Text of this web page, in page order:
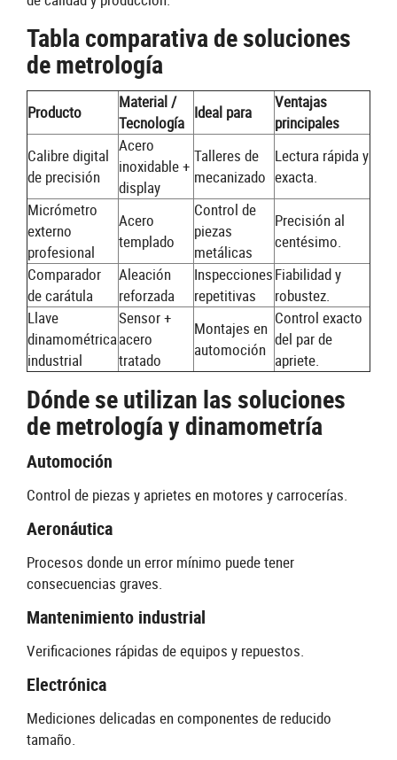
Tabla comparativa de soluciones
de metrología
Producto
Material /
Tecnología
Ideal para
Ventajas
principales
Calibre digital
de precisión
Acero
inoxidable +
display
Talleres de
mecanizado
Lectura rápida y
exacta.
Micrómetro
externo
profesional
Acero
templado
Control de
piezas
metálicas
Precisión al
centésimo.
Comparador
de carátula
Aleación
reforzada
Inspecciones
repetitivas
Fiabilidad y
robustez.
Llave
dinamométrica
industrial
Sensor +
acero
tratado
Montajes en
automoción
Control exacto
del par de
apriete.
Dónde se utilizan las soluciones
de metrología y dinamometría
Automoción
Control de piezas y aprietes en motores y carrocerías.
Aeronáutica
Procesos donde un error mínimo puede tener
consecuencias graves.
Mantenimiento industrial
Verificaciones rápidas de equipos y repuestos.
Electrónica
Mediciones delicadas en componentes de reducido
tamaño.